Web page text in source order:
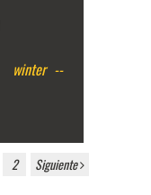
winter --
2 Siguiente